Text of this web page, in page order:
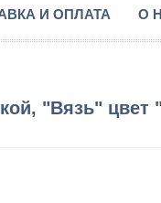
И ОПЛАТА О
"Вязь" цвет